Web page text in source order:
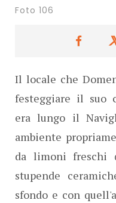
Foto 106
Il locale che
festeggiare il suo
era lungo il
ambiente
da limoni freschi
stupende
sfondo e con